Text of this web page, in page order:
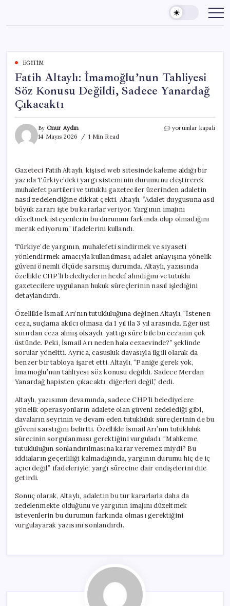
content
EĞITIM
Fatih Altaylı: İmamoğlu’nun Tahliyesi
Söz Konusu Değildi, Sadece Yanardağ
Çıkacaktı
By Onur Aydın
14 Mayıs 2026
1 Min Read
Fatih
Konusu
Değildi,
Sadece
Yanardağ
Çıkacaktı
için
yorumlar kapalı
Gazeteci Fatih Altaylı, kişisel web sitesinde kaleme aldığı bir
yazıda Türkiye’deki yargı sisteminin durumunu eleştirerek
muhalefet partileri ve tutuklu gazeteciler üzerinden adaletin
nasıl zedelendiğine dikkat çekti. Altaylı, “Adalet duygusuna asıl
büyük zararı işte bu kararlar veriyor. Yargının imajını
düzeltmek isteyenlerin bu durumun farkında olup olmadığını
merak ediyorum” ifadelerini kullandı.
Türkiye’de yargının, muhalefeti sindirmek ve siyaseti
yönlendirmek amacıyla kullanılması, adalet anlayışına yönelik
güveni önemli ölçüde sarsmış durumda. Altaylı, yazısında
özellikle CHP’li belediyelerin hedef alındığını ve tutuklu
gazetecilere uygulanan hukuk süreçlerinin nasıl işlediğini
detaylandırdı.
Özellikle İsmail Arı’nın tutukluluğuna değinen Altaylı, “İstenen
ceza, suçlama akılcı olmasa da 1 yıl ila 3 yıl arasında. Eğer üst
sınırdan ceza almış olsaydı, yattığı süre bile bu cezanın çok
üstünde. Peki, İsmail Arı neden hala cezaevinde?” şeklinde
sorular yöneltti. Ayrıca, casusluk davasıyla ilgili olarak da
benzer bir tabloya işaret etti. Altaylı, “Paniğe gerek yok,
İmamoğlu’nun tahliyesi söz konusu değildi. Sadece Merdan
Yanardağ hapisten çıkacaktı, diğerleri değil,” dedi.
Altaylı, yazısının devamında, sadece CHP’li belediyelere
yönelik operasyonların adalete olan güveni zedelediği gibi,
davaların seyrinin ve devam eden tutukluluk süreçlerinin de bu
güveni sarstığını belirtti. Özellikle İsmail Arı’nın tutukluluk
sürecinin sorgulanması gerektiğini vurguladı. “Mahkeme,
tutukluluğun sonlandırılmasına karar veremez miydi? Bu
iddiaların geçerliliği kalmadığında, yargının durumu hiç de iç
açıcı değil,” ifadeleriyle, yargı sürecine dair endişelerini dile
getirdi.
Sonuç olarak, Altaylı, adaletin bu tür kararlarla daha da
zedelenmekte olduğunu ve yargının imajını düzeltmek
isteyenlerin bu durumun farkında olması gerektiğini
vurgulayarak yazısını sonlandırdı.